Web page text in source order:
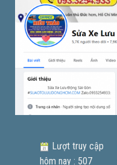
Lượt truy cập
hôm nay : 507